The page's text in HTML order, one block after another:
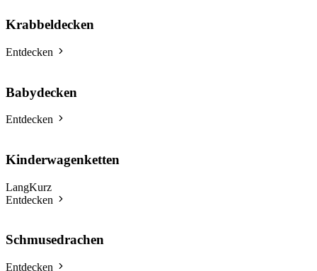
Krabbeldecken
Entdecken
Babydecken
Entdecken
Kinderwagenketten
LangKurz
Entdecken
Schmusedrachen
Entdecken